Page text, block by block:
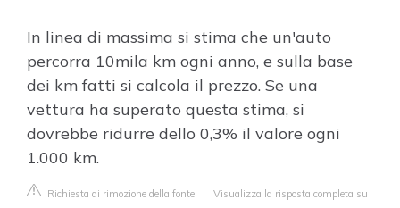
In linea di massima si stima che un'auto
percorra 10mila km ogni anno, e sulla base
dei km fatti si calcola il prezzo. Se una
vettura ha superato questa stima, si
dovrebbe ridurre dello 0,3% il valore ogni
1.000 km.
Richiesta di rimozione della fonte | Visualizza la risposta completa su